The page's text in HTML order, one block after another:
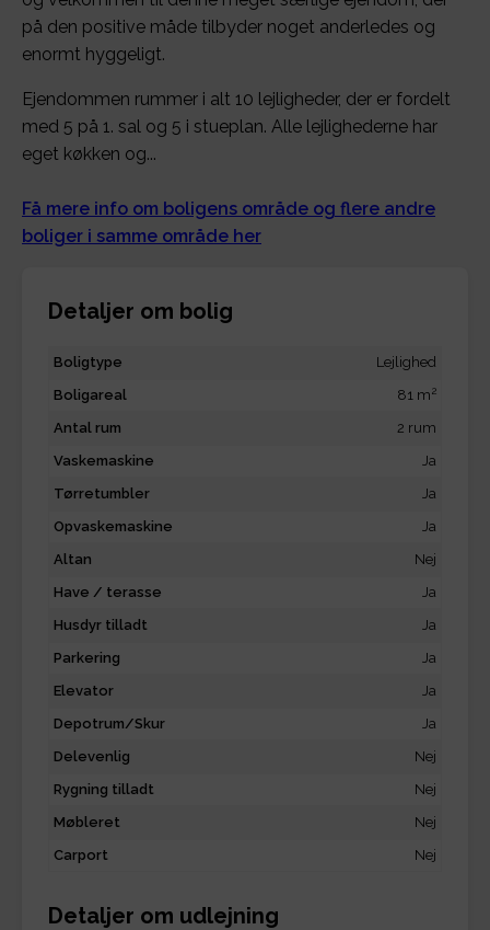
på den positive måde tilbyder noget anderledes og
enormt hyggeligt.
Ejendommen rummer i alt 10 lejligheder, der er fordelt
med 5 på 1. sal og 5 i stueplan. Alle lejlighederne har
eget køkken og...
Få mere info om boligens område og flere andre
boliger i samme område her
Detaljer om bolig
Boligtype
Lejlighed
Boligareal
81 m2
Antal rum
2 rum
Vaskemaskine
Ja
Tørretumbler
Ja
Opvaskemaskine
Ja
Altan
Nej
Have / terasse
Ja
Husdyr tilladt
Ja
Parkering
Ja
Elevator
Ja
Depotrum/Skur
Ja
Delevenlig
Nej
Rygning tilladt
Nej
Møbleret
Nej
Carport
Nej
Detaljer om udlejning